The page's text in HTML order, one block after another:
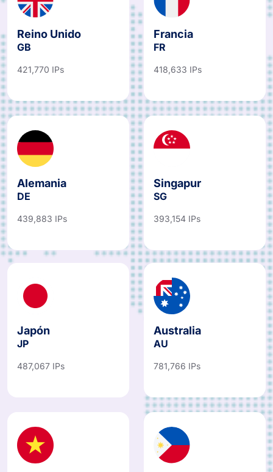
Reino Unido
GB
421,770 IPs
Francia
FR
418,633 IPs
Alemania
DE
439,883 IPs
Singapur
SG
393,154 IPs
Japón
JP
487,067 IPs
Australia
AU
781,766 IPs